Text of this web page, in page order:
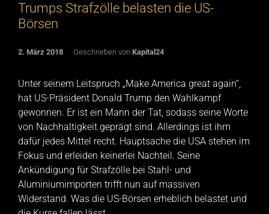
Trumps Strafzölle belasten die US-
Börsen
2. März 2018 Geschrieben von Kapital24
Unter seinem Leitspruch „Make America great again“,
hat US-Präsident Donald Trump den Wahlkampf
gewonnen. Er ist ein Mann der Tat, sodass seine Worte
von Nachhaltigkeit geprägt sind. Allerdings ist ihm
dafür jedes Mittel recht. Hauptsache die USA stehen im
Fokus und erleiden keinerlei Nachteil. Seine
Ankündigung für Strafzölle bei Stahl- und
Aluminiumimporten trifft nun auf massiven
Widerstand. Was die US-Börsen erheblich belastet und